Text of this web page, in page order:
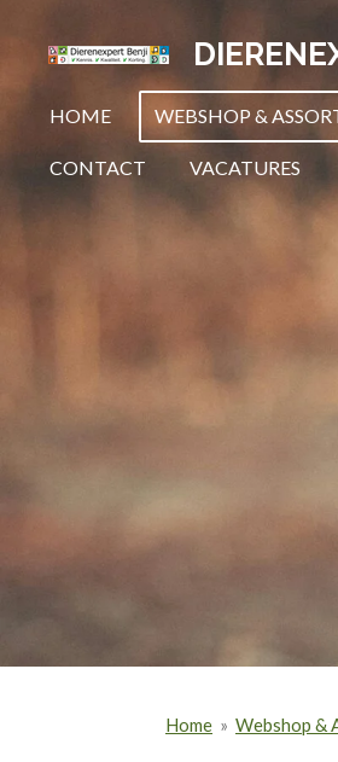
direct
hoofdinhoud
HOME WEBSHOP &
CONTACT VACATURES
Home » Webshop &